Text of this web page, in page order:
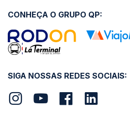
SIGA NOSSAS REDES SOCIAIS:
CONHEÇA O GRUPO QP: